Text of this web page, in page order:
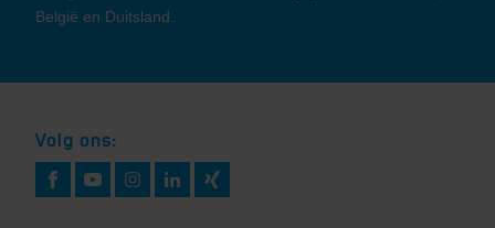
België en Duitsland.
Volg ons: